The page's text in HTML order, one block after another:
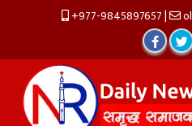
+977-9845897657|